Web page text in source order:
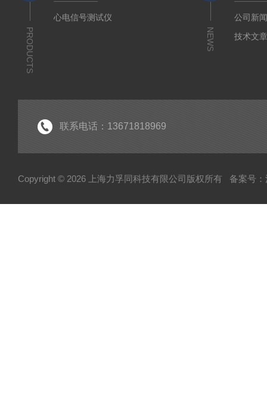
PRODUCTS
心电信号测试仪
NEWS
公司新
技术文
联系电话：13671818969
Copyright © 2026 上海力孚同科技有限公司版权所有 备案号：